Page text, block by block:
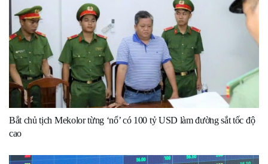
Bắt chủ tịch Mekolor từng ‘nổ’ có 100 tỷ USD làm đường sắt tốc độ
cao